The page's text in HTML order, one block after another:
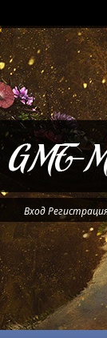
Вход